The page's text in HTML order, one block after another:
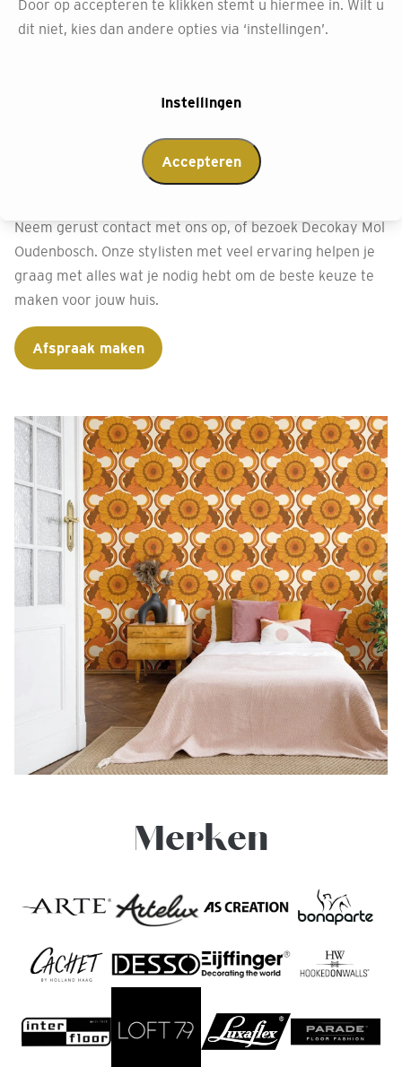
Afspraak maken
Decokay Oudenbosch
Neem gerust contact met ons op, of bezoek Decokay Mol
Oudenbosch. Onze stylisten met veel ervaring helpen je
graag met alles wat je nodig hebt om de beste keuze te
maken voor jouw huis.
Afspraak maken
Merken
Door op accepteren te klikken stemt u hiermee in. Wilt u
dit niet, kies dan andere opties via ‘instellingen’.
Instellingen
Accepteren